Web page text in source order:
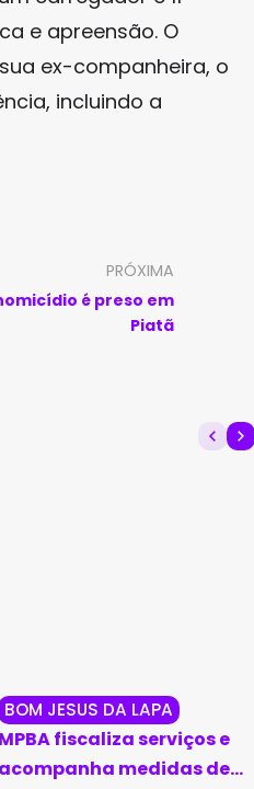
e apreensão. O
ex-companheira, o
incluindo a
PRÓXIMA
é preso em
Piatã
BOM JESUS DA LAPA
MPBA fiscaliza serviços e
acompanha medidas de